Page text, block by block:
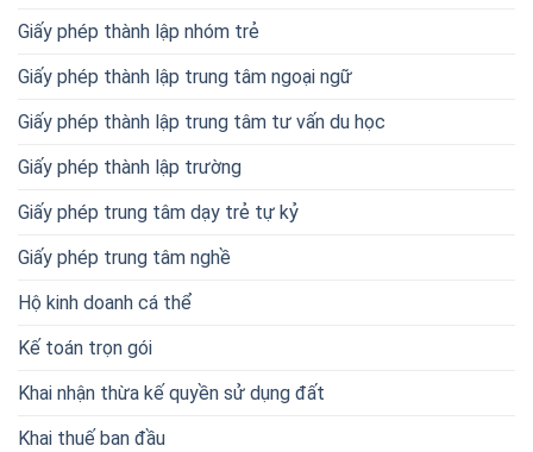
Giấy phép thành lập nhóm trẻ
Giấy phép thành lập trung tâm ngoại ngữ
Giấy phép thành lập trung tâm tư vấn du học
Giấy phép thành lập trường
Giấy phép trung tâm dạy trẻ tự kỷ
Giấy phép trung tâm nghề
Hộ kinh doanh cá thể
Kế toán trọn gói
Khai nhận thừa kế quyền sử dụng đất
Khai thuế ban đầu